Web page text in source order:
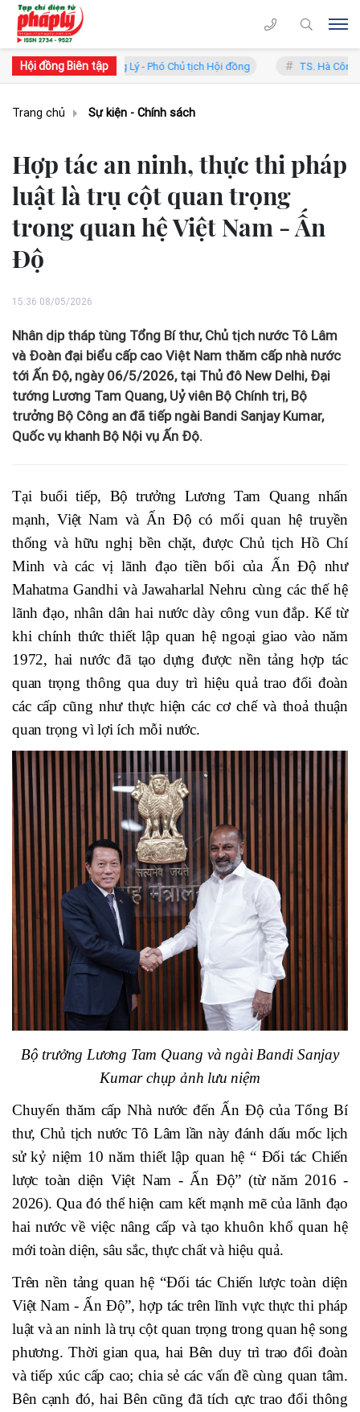
Hội đồng Biên tập
Phan Trung Lý - Phó Chủ tịch Hội đồng TS. Hà Công Anh Bảo -
Trang chủ Sự kiện - Chính sách
Hợp tác an ninh, thực thi pháp
luật là trụ cột quan trọng
trong quan hệ Việt Nam - Ấn
Độ
15:36 08/05/2026
Nhân dịp tháp tùng Tổng Bí thư, Chủ tịch nước Tô Lâm
và Đoàn đại biểu cấp cao Việt Nam thăm cấp nhà nước
tới Ấn Độ, ngày 06/5/2026, tại Thủ đô New Delhi, Đại
tướng Lương Tam Quang, Uỷ viên Bộ Chính trị, Bộ
trưởng Bộ Công an đã tiếp ngài Bandi Sanjay Kumar,
Quốc vụ khanh Bộ Nội vụ Ấn Độ.
Tại buổi tiếp, Bộ trưởng Lương Tam Quang nhấn
mạnh, Việt Nam và Ấn Độ có mối quan hệ truyền
thống và hữu nghị bền chặt, được Chủ tịch Hồ Chí
Minh và các vị lãnh đạo tiền bối của Ấn Độ như
Mahatma Gandhi và Jawaharlal Nehru cùng các thế hệ
lãnh đạo, nhân dân hai nước dày công vun đắp. Kể từ
khi chính thức thiết lập quan hệ ngoại giao vào năm
1972, hai nước đã tạo dựng được nền tảng hợp tác
quan trọng thông qua duy trì hiệu quả trao đổi đoàn
các cấp cũng như thực hiện các cơ chế và thoả thuận
quan trọng vì lợi ích mỗi nước.
Bộ trưởng Lương Tam Quang và ngài Bandi Sanjay
Kumar chụp ảnh lưu niệm
Chuyến thăm cấp Nhà nước đến Ấn Độ của Tổng Bí
thư, Chủ tịch nước Tô Lâm lần này đánh dấu mốc lịch
sử kỷ niệm 10 năm thiết lập quan hệ “ Đối tác Chiến
lược toàn diện Việt Nam - Ấn Độ” (từ năm 2016 -
2026). Qua đó thể hiện cam kết mạnh mẽ của lãnh đạo
hai nước về việc nâng cấp và tạo khuôn khổ quan hệ
mới toàn diện, sâu sắc, thực chất và hiệu quả.
Trên nền tảng quan hệ “Đối tác Chiến lược toàn diện
Việt Nam - Ấn Độ”, hợp tác trên lĩnh vực thực thi pháp
luật và an ninh là trụ cột quan trọng trong quan hệ song
phương. Thời gian qua, hai Bên duy trì trao đổi đoàn
và tiếp xúc cấp cao; chia sẻ các vấn đề cùng quan tâm.
Bên cạnh đó, hai Bên cũng đã tích cực trao đổi thông